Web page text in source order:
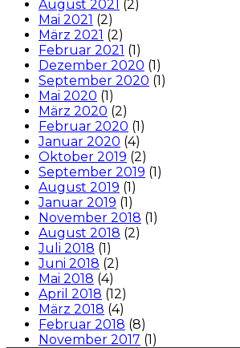
August 2021 (2)
Mai 2021 (2)
März 2021 (2)
Februar 2021 (1)
Dezember 2020 (1)
September 2020 (1)
Mai 2020 (1)
März 2020 (2)
Februar 2020 (1)
Januar 2020 (4)
Oktober 2019 (2)
September 2019 (1)
August 2019 (1)
Januar 2019 (1)
November 2018 (1)
August 2018 (2)
Juli 2018 (1)
Juni 2018 (2)
Mai 2018 (4)
April 2018 (12)
März 2018 (4)
Februar 2018 (8)
November 2017 (1)